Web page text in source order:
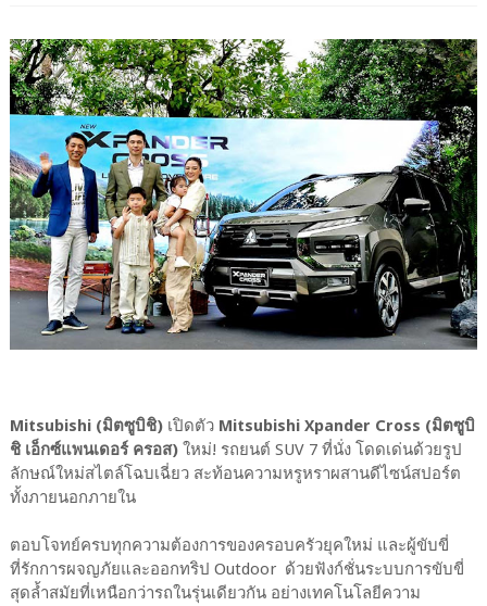
Mitsubishi (มิตซูบิชิ)เปิดตัว Mitsubishi Xpander Cross (มิตซูบิ
ชิ เอ็กซ์แพนเดอร์ ครอส)ใหม่! รถยนต์ SUV 7 ที่นั่ง โดดเด่นด้วยรูป
ลักษณ์ใหม่สไตล์โฉบเฉี่ยว สะท้อนความหรูหราผสานดีไซน์สปอร์ต
ทั้งภายนอกภายใน
ตอบโจทย์ครบทุกความต้องการของครอบครัวยุคใหม่ และผู้ขับขี่
ที่รักการผจญภัยและออกทริป Outdoor ด้วยฟังก์ชั่นระบบการขับขี่
สุดล้ำสมัยที่เหนือกว่ารถในรุ่นเดียวกัน อย่างเทคโนโลยีความ